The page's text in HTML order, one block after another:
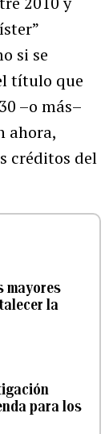
si se
título que
–o más–
ahora,
créditos del
mayores
la
para los